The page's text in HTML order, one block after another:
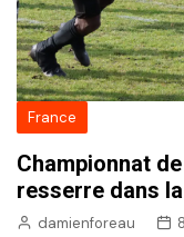
France
Championnat
resserre dans
damienforeau